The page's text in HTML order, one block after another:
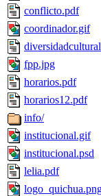
conflicto.pdf
coordinador.gif
fpp.jpg
horarios.pdf
horarios12.pdf
info/
institucional.gif
institucional.psd
lelia.pdf